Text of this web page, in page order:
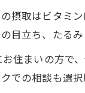
摂取はビタミ
目立ち、たる
住まいの方で
での相談も選択